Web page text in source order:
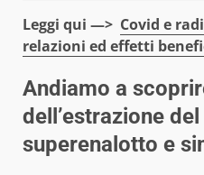
Leggi qui —> Covid e
relazioni ed effetti
Andiamo a
dell’estrazione
superenalotto e